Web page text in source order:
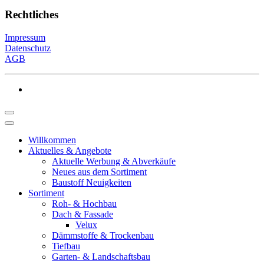
Rechtliches
Impressum
Datenschutz
AGB
Willkommen
Aktuelles & Angebote
Aktuelle Werbung & Abverkäufe
Neues aus dem Sortiment
Baustoff Neuigkeiten
Sortiment
Roh- & Hochbau
Dach & Fassade
Velux
Dämmstoffe & Trockenbau
Tiefbau
Garten- & Landschaftsbau